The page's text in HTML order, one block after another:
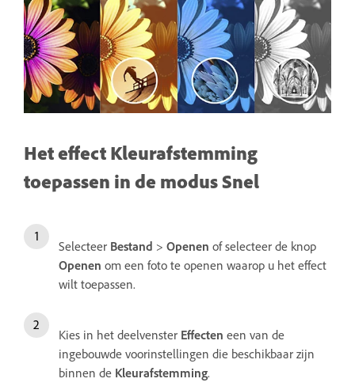
Het effect Kleurafstemming
toepassen in de modus Snel
Selecteer Bestand > Openen of selecteer de knop
Openen om een foto te openen waarop u het effect
wilt toepassen.
Kies in het deelvenster Effecten een van de
ingebouwde voorinstellingen die beschikbaar zijn
binnen de Kleurafstemming.